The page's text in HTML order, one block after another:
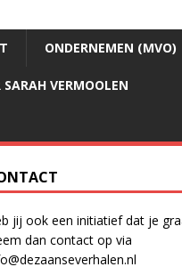
ONDERNEMEN (MVO)
SARAH VERMOOLEN
jij ook een initiatief dat je
dan contact op via